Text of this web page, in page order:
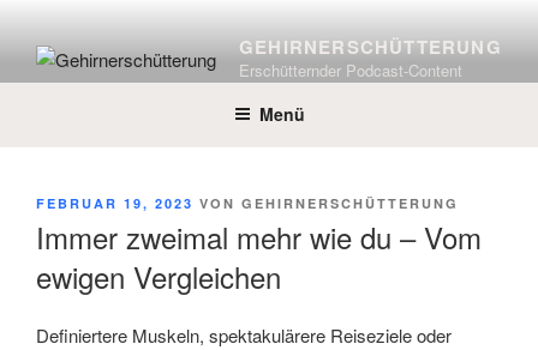
Inhalt
springen
GEHIRNERSCHÜTTERUNG
Erschütternder Podcast-Content
Menü
VERÖFFENTLICHT
FEBRUAR 19, 2023 VON GEHIRNERSCHÜTTERUNG
Immer zweimal mehr wie du – Vom
ewigen Vergleichen
Definiertere Muskeln, spektakulärere Reiseziele oder